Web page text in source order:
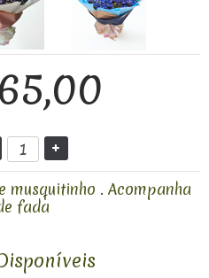
musquitinho . Acompanha
fada